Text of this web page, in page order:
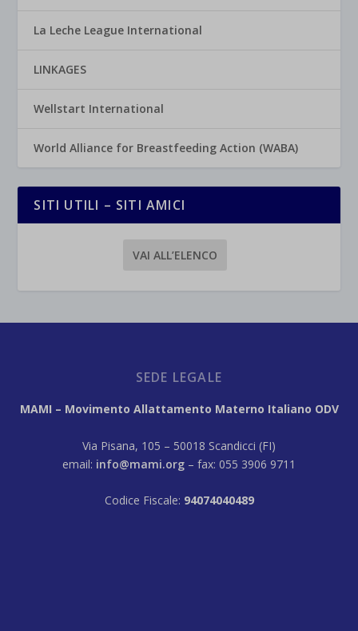
La Leche League International
LINKAGES
Wellstart International
World Alliance for Breastfeeding Action (WABA)
SITI UTILI – SITI AMICI
VAI ALL’ELENCO
SEDE LEGALE
MAMI – Movimento Allattamento Materno Italiano ODV
Via Pisana, 105 – 50018 Scandicci (FI)
email: info@mami.org – fax: 055 3906 9711
Codice Fiscale: 94074040489